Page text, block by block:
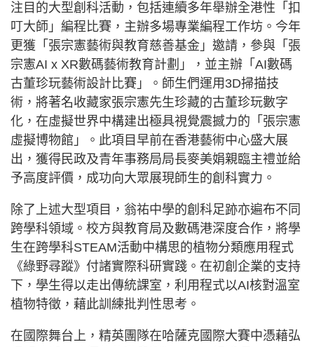
注目的大型創科活動，包括連續多年舉辦全港性「扣
叮大師」編程比賽，主辦多場專業編程工作坊。今年
更獲「張宗憲藝術與教育慈善基金」邀請，參與「張
宗憲AI x XR數碼藝術教育計劃」，並主辦「AI數碼
古董珍玩藝術設計比賽」。師生們運用3D掃描技
術，將著名收藏家張宗憲先生珍藏的古董珍玩數字
化，在虛擬世界中構建出極具視覺震撼力的「張宗憲
虛擬博物館」。此項目早前在香港藝術中心盛大展
出，獲得民政及青年事務局局長麥美娟親臨主禮並給
予高度評價，成功向大眾展現師生的創科實力。
除了上述大型項目，翁祐中學的創科足跡亦遍布不同
跨學科領域。校方與教育局及數碼港深度合作，將學
生在跨學科STEAM活動中構思的植物分類應用程式
《綠野尋蹤》付諸實際科研實踐。在初創企業的支持
下，學生得以走出傳統課室，利用程式以AI核對溫室
植物特徵，藉此訓練批判性思考。
在國際舞台上，精英團隊在哈薩克國際大賽中憑藉弘